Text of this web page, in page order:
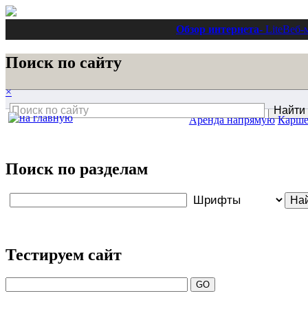
Обзор интернета- LiteВеб-
Поиск по сайту
×
Поиск по разделам
Тестируем сайт
Аренда напрямую